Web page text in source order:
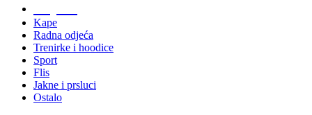
Kape
Radna odjeća
Trenirke i hoodice
Sport
Flis
Jakne i prsluci
Ostalo